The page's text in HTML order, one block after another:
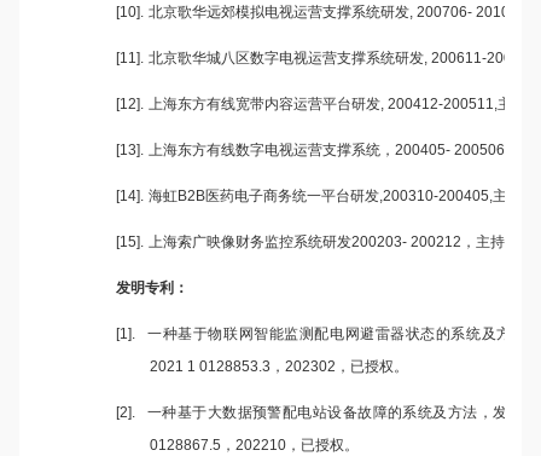
[10]. 北京歌华远郊模拟电视运营支撑系统研发 , 200706- 201005,
[11]. 北京歌华城八区数字电视运营支撑系统研发 , 200611-200709,
[12]. 上海东方有线宽带内容运营平台研发 , 200412-200511, 主持
[13]. 上海东方有线数字电视运营支撑系统， 200405- 200506
[14]. 海虹B2B医药电子商务统一平台研发 ,200310-200405, 主持
[15]. 上海索广映像财务监控系统研发200203- 200212 ，主持，已
发明专利：
[1].
一种基于物联网智能监测配电网避雷器状态的系统及方法
2021 1 0128853.3 ， 202302 ，已授权。
[2].
一种基于大数据预警配电站设备故障的系统及方法，发明
0128867.5 ， 202210 ，已授权。